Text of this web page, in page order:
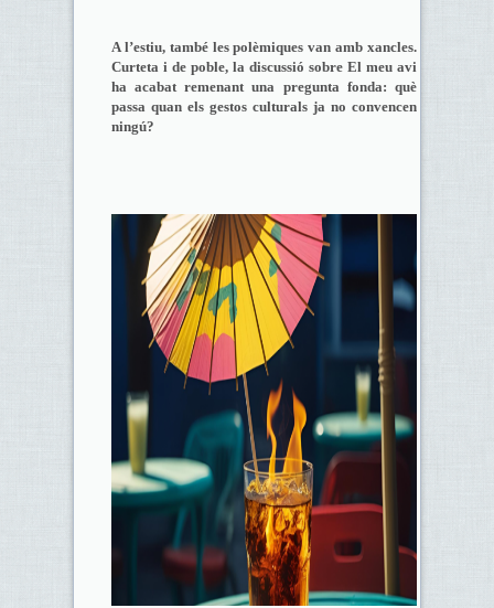
A l’estiu, també les polèmiques van amb xancles.
Curteta i de poble, la discussió sobre El meu avi
ha acabat remenant una pregunta fonda: què
passa quan els gestos culturals ja no convencen
ningú?